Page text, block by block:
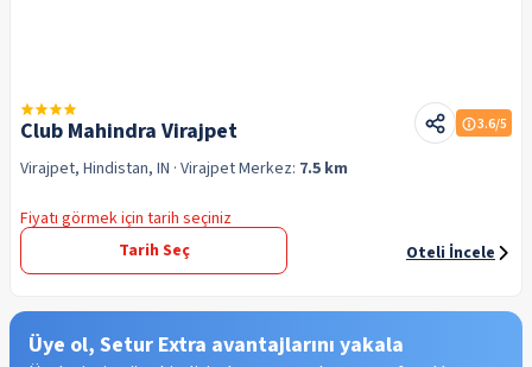
Club Mahindra Virajpet 3.6/5
Virajpet, Hindistan, IN · VirajpetMerkez: 7.5 km
Fiyatı görmek için tarih seçiniz
Tarih Seç
Oteli İncele
Üye ol, Setur Extra avantajlarını yakala